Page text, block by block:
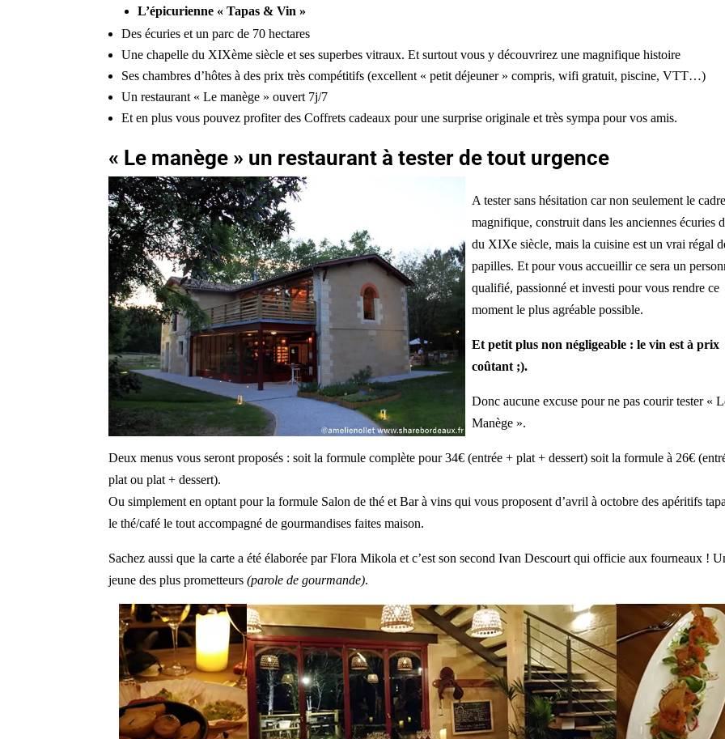
L’épicurienne « Tapas & Vin »
Des écuries et un parc de 70 hectares
Une chapelle du XIXème siècle et ses superbes vitraux. Et surtout vous y découvrirez une magnifique histoire
Ses chambres d’hôtes à des prix très compétitifs (excellent « petit déjeuner » compris, wifi gratuit, piscine, VTT…)
Un restaurant « Le manège » ouvert 7j/7
Et en plus vous pouvez profiter des Coffrets cadeaux pour une surprise originale et très sympa pour vos amis.
« Le manège » un restaurant à tester de tout urgence
A tester sans hésitation car non seulement le
magnifique, construit dans les anciennes écuries
du XIXe siècle, mais la cuisine est un vrai régal
papilles. Et pour vous accueillir ce sera un
qualifié, passionné et investi pour vous rendre ce
moment le plus agréable possible.
Et petit plus non négligeable : le vin est à prix
coûtant ;).
Donc aucune excuse pour ne pas courir tester «
Manège ».
Deux menus vous seront proposés : soit la formule complète pour 34€ (entrée + plat + dessert) soit la formule à 26€
plat ou plat + dessert).
Ou simplement en optant pour la formule Salon de thé et Bar à vins qui vous proposent d’avril à octobre des apéritifs
le thé/café le tout accompagné de gourmandises faites maison.
Sachez aussi que la carte a été élaborée par Flora Mikola et c’est son second Ivan Descourt qui officie aux fourneaux !
jeune des plus prometteurs(parole de gourmande).